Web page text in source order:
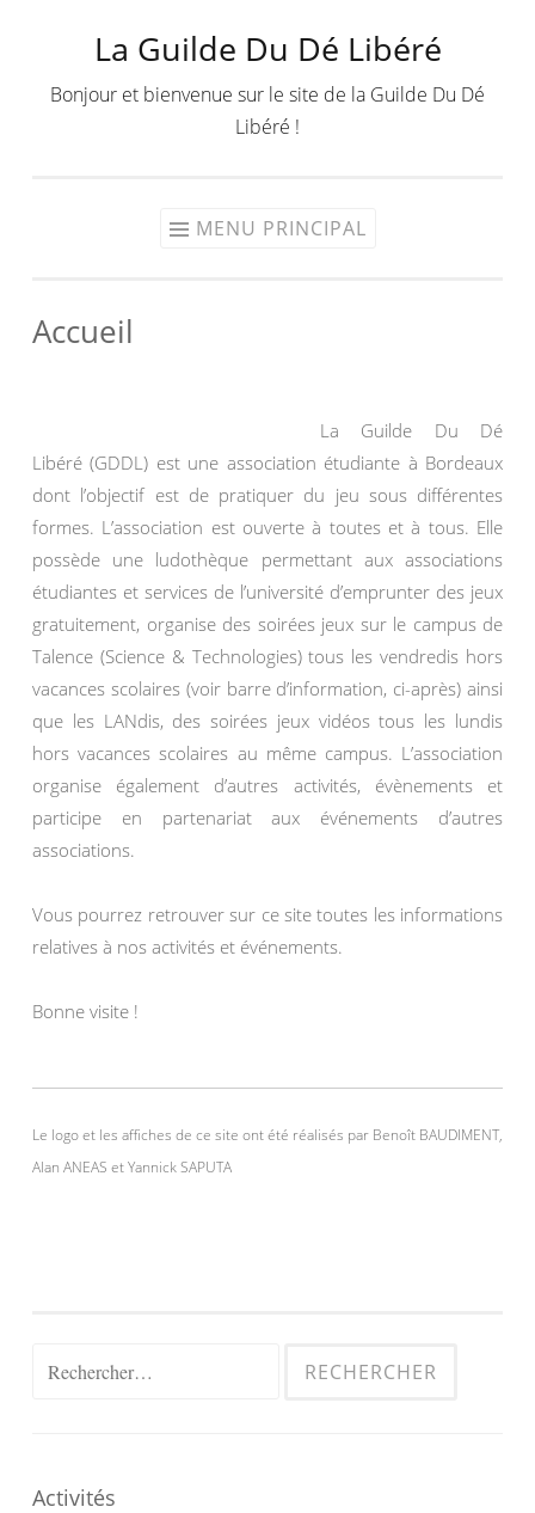
contenu
La Guilde Du Dé Libéré
Bonjour et bienvenue sur le site de la Guilde Du Dé
Libéré !
MENU PRINCIPAL
Accueil
La Guilde Du Dé
Libéré (GDDL) est une association étudiante à Bordeaux
dont l’objectif est de pratiquer du jeu sous différentes
formes. L’association est ouverte à toutes et à tous. Elle
possède une ludothèque permettant aux associations
étudiantes et services de l’université d’emprunter des jeux
gratuitement, organise des soirées jeux sur le campus de
Talence (Science & Technologies) tous les vendredis hors
vacances scolaires (voir barre d’information, ci-après) ainsi
que les LANdis, des soirées jeux vidéos tous les lundis
hors vacances scolaires au même campus. L’association
organise également d’autres activités, évènements et
participe en partenariat aux événements d’autres
associations.
Vous pourrez retrouver sur ce site toutes les informations
relatives à nos activités et événements.
Bonne visite !
Le logo et les affiches de ce site ont été réalisés par Benoît BAUDIMENT,
Alan ANEAS et Yannick SAPUTA
Rechercher :
Activités